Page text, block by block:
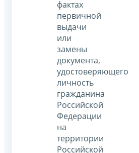
фактах
первичной
выдачи
или
замены
документа,
удостоверяющего
личность
гражданина
Российской
Федерации
на
территории
Российской